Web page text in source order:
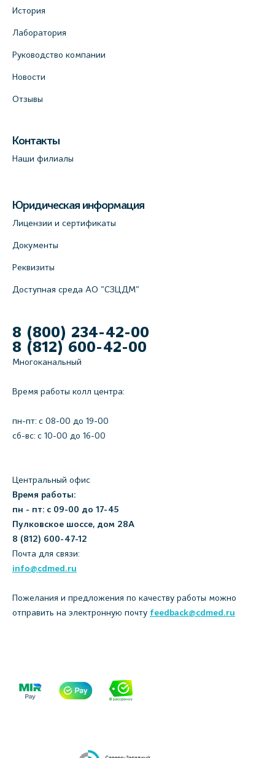
История
Лаборатория
Руководство компании
Новости
Отзывы
Контакты
Наши филиалы
Юридическая информация
Лицензии и сертификаты
Документы
Реквизиты
Доступная среда АО "СЗЦДМ"
8 (800) 234-42-00
8 (812) 600-42-00
Многоканальный
Время работы колл центра:
пн-пт: c 08-00 до 19-00
сб-вс: с 10-00 до 16-00
Центральный офис
Время работы:
пн - пт: с 09-00 до 17-45
Пулковское шоссе, дом 28А
8 (812) 600-47-12
Почта для связи:
info@cdmed.ru
Пожелания и предложения по качеству работы можно
отправить на электронную почту feedback@cdmed.ru